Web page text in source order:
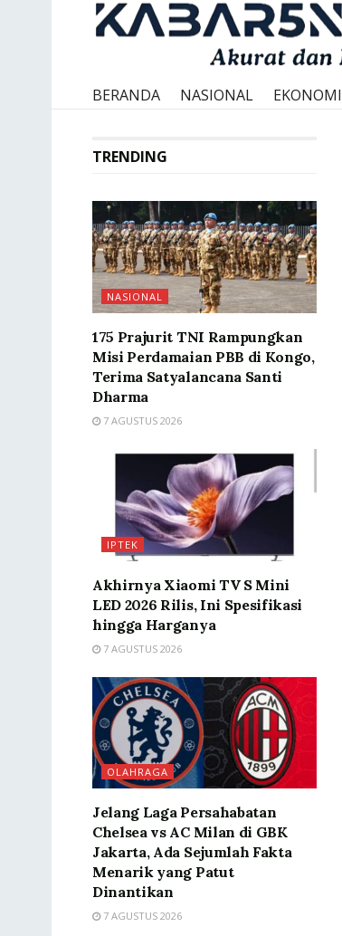
BERANDA NASIONAL EKONOMI
TRENDING
NASIONAL
175 Prajurit TNI Rampungkan
Misi Perdamaian PBB di Kongo,
Terima Satyalancana Santi
Dharma
7 AGUSTUS 2026
IPTEK
Akhirnya Xiaomi TV S Mini
LED 2026 Rilis, Ini Spesifikasi
hingga Harganya
7 AGUSTUS 2026
OLAHRAGA
Jelang Laga Persahabatan
Chelsea vs AC Milan di GBK
Jakarta, Ada Sejumlah Fakta
Menarik yang Patut
Dinantikan
7 AGUSTUS 2026